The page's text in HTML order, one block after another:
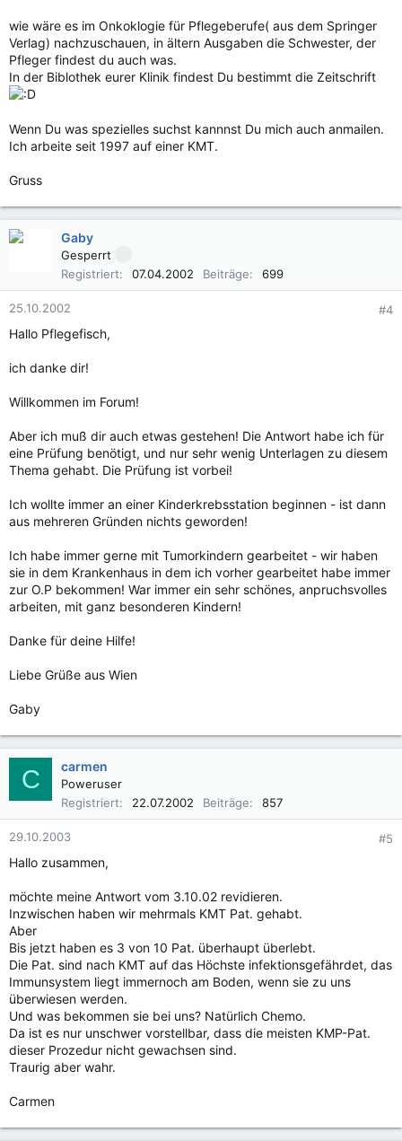
wie wäre es im Onkoklogie für Pflegeberufe( aus dem Springer
Verlag) nachzuschauen, in ältern Ausgaben die Schwester, der
Pfleger findest du auch was.
In der Biblothek eurer Klinik findest Du bestimmt die Zeitschrift
Wenn Du was spezielles suchst kannnst Du mich auch anmailen.
Ich arbeite seit 1997 auf einer KMT.
Gruss
Gaby
Gesperrt
Registriert
07.04.2002 Beiträge 699
25.10.2002 #4
Hallo Pflegefisch,
ich danke dir!
Willkommen im Forum!
Aber ich muß dir auch etwas gestehen! Die Antwort habe ich für
eine Prüfung benötigt, und nur sehr wenig Unterlagen zu diesem
Thema gehabt. Die Prüfung ist vorbei!
Ich wollte immer an einer Kinderkrebsstation beginnen - ist dann
aus mehreren Gründen nichts geworden!
Ich habe immer gerne mit Tumorkindern gearbeitet - wir haben
sie in dem Krankenhaus in dem ich vorher gearbeitet habe immer
zur O.P bekommen! War immer ein sehr schönes, anpruchsvolles
arbeiten, mit ganz besonderen Kindern!
Danke für deine Hilfe!
Liebe Grüße aus Wien
Gaby
C carmen
Poweruser
Registriert
22.07.2002 Beiträge 857
29.10.2003 #5
Hallo zusammen,
möchte meine Antwort vom 3.10.02 revidieren.
Inzwischen haben wir mehrmals KMT Pat. gehabt.
Aber
Bis jetzt haben es 3 von 10 Pat. überhaupt überlebt.
Die Pat. sind nach KMT auf das Höchste infektionsgefährdet, das
Immunsystem liegt immernoch am Boden, wenn sie zu uns
überwiesen werden.
Und was bekommen sie bei uns? Natürlich Chemo.
Da ist es nur unschwer vorstellbar, dass die meisten KMP-Pat.
dieser Prozedur nicht gewachsen sind.
Traurig aber wahr.
Carmen